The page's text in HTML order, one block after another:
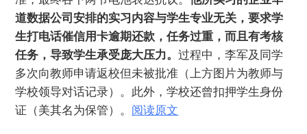
道数据公司安排的实习内容与学生专业无关，要求学
生打电话催信用卡逾期还款，任务过重，而且有考核
任务，导致学生承受庞大压力。过程中，李军及同学
多次向教师申请返校但未被批准（上方图片为教师与
学校领导对话记录）。此外，学校还曾扣押学生身份
证（美其名为保管）。 阅读原文